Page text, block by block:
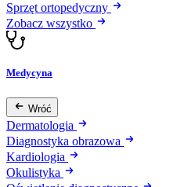
Sprzęt ortopedyczny
Zobacz wszystko
Medycyna
Wróć
Dermatologia
Diagnostyka obrazowa
Kardiologia
Okulistyka